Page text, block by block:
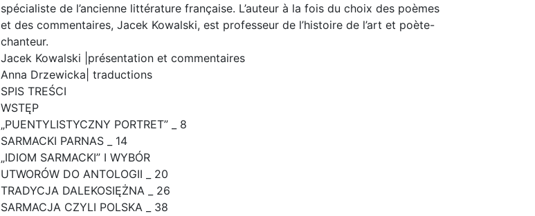
spécialiste de l’ancienne littérature française. L’auteur à la fois du choix des poèmes
et des commentaires, Jacek Kowalski, est professeur de l’histoire de l’art et poète-
chanteur.
Jacek Kowalski |présentation et commentaires
Anna Drzewicka| traductions
SPIS TREŚCI
WSTĘP
„PUENTYLISTYCZNY PORTRET” _ 8
SARMACKI PARNAS _ 14
„IDIOM SARMACKI” I WYBÓR
UTWORÓW DO ANTOLOGII _ 20
TRADYCJA DALEKOSIĘŻNA _ 26
SARMACJA CZYLI POLSKA _ 38